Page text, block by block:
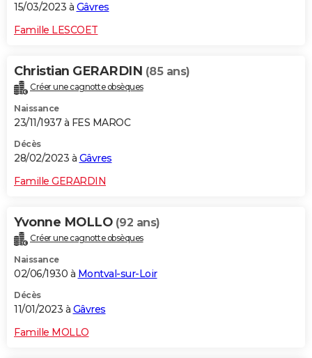
15/03/2023 à Gâvres
Famille LESCOET
Christian GERARDIN (85 ans)
Créer une cagnotte obsèques
Naissance
23/11/1937 à FES MAROC
Décès
28/02/2023 à Gâvres
Famille GERARDIN
Yvonne MOLLO (92 ans)
Créer une cagnotte obsèques
Naissance
02/06/1930 à Montval-sur-Loir
Décès
11/01/2023 à Gâvres
Famille MOLLO